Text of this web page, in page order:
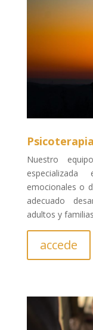
Psicoterapia
Nuestro
emocionales o
adecuado
adultos y
accede